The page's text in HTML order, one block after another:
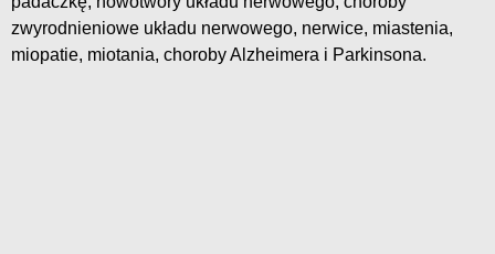
zwyrodnieniowe układu nerwowego, nerwice, miastenia,
miopatie, miotania, choroby Alzheimera i Parkinsona.